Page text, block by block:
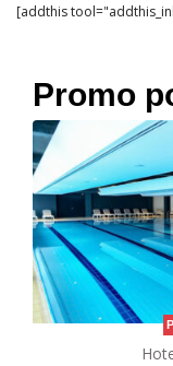
[addthis
Promo